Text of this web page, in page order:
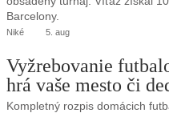
Barcelony.
Niké 5. aug
Vyžrebovanie
hrá vaše mesto či
Kompletný rozpis domácich